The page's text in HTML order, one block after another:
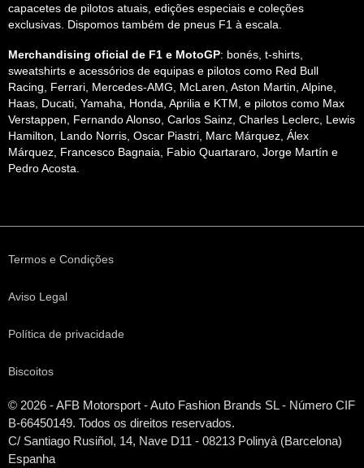
capacetes de pilotos atuais, edições especiais e coleções
exclusivas. Dispomos também de pneus F1 à escala.
Merchandising oficial de F1 e MotoGP: bonés, t-shirts,
sweatshirts e acessórios de equipas e pilotos como Red Bull
Racing, Ferrari, Mercedes-AMG, McLaren, Aston Martin, Alpine,
Haas, Ducati, Yamaha, Honda, Aprilia e KTM, e pilotos como Max
Verstappen, Fernando Alonso, Carlos Sainz, Charles Leclerc, Lewis
Hamilton, Lando Norris, Oscar Piastri, Marc Márquez, Álex
Márquez, Francesco Bagnaia, Fabio Quartararo, Jorge Martín e
Pedro Acosta.
Termos e Condições
Aviso Legal
Política de privacidade
Biscoitos
© 2026 - AFB Motorsport - Auto Fashion Brands SL- Número CIF
B-66450149. Todos os direitos reservados.
C/ Santiago Rusiñol, 14, Nave D11 - 08213 Polinyà (Barcelona)
Espanha